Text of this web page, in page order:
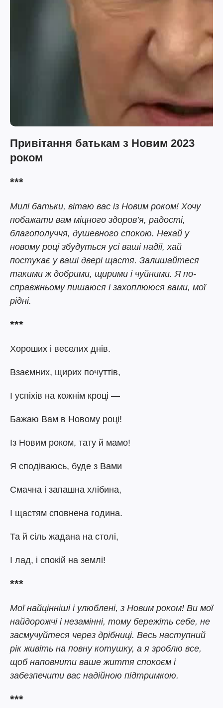
Привітання батькам з Новим 2023
роком
***
Милі батьки, вітаю вас із Новим роком! Хочу
побажати вам міцного здоров’я, радості,
благополуччя, душевного спокою. Нехай у
новому році збудуться усі ваші надії, хай
постукає у ваші двері щастя. Залишайтеся
такими ж добрими, щирими і чуйними. Я по-
справжньому пишаюся і захоплююся вами, мої
рідні.
***
Хороших і веселих днів.
Взаємних, щирих почуттів,
І успіхів на кожнім кроці —
Бажаю Вам в Новому році!
Із Новим роком, тату й мамо!
Я сподіваюсь, буде з Вами
Смачна і запашна хлібина,
І щастям сповнена година.
Та й сіль жадана на столі,
І лад, і спокій на землі!
***
Мої найцінніші і улюблені, з Новим роком! Ви мої
найдорожчі і незамінні, тому бережіть себе, не
засмучуйтеся через дрібниці. Весь наступний
рік живіть на повну котушку, а я зроблю все,
щоб наповнити ваше життя спокоєм і
забезпечити вас надійною підтримкою.
***